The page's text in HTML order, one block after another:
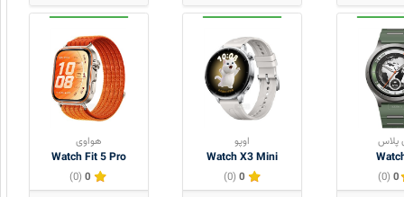
پلاس
0
(0)
اوپو
Watch X3 Mini
0
(0)
هواوی
Watch Fit 5 Pro
0
(0)